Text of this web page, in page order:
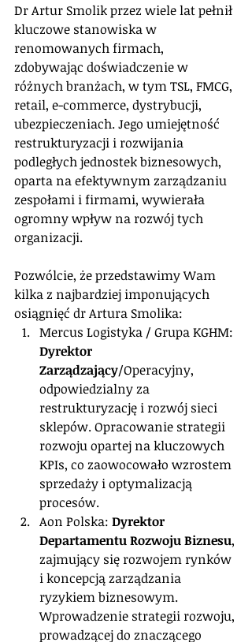
Dr Artur Smolik przez wiele lat pełnił
kluczowe stanowiska w
renomowanych firmach,
zdobywając doświadczenie w
różnych branżach, w tym TSL, FMCG,
retail, e-commerce, dystrybucji,
ubezpieczeniach. Jego umiejętność
restrukturyzacji i rozwijania
podległych jednostek biznesowych,
oparta na efektywnym zarządzaniu
zespołami i firmami, wywierała
ogromny wpływ na rozwój tych
organizacji.
Pozwólcie, że przedstawimy Wam
kilka z najbardziej imponujących
osiągnięć dr Artura Smolika:
Mercus Logistyka / Grupa KGHM:
Dyrektor
Zarządzający/Operacyjny,
odpowiedzialny za
restrukturyzację i rozwój sieci
sklepów. Opracowanie strategii
rozwoju opartej na kluczowych
KPIs, co zaowocowało wzrostem
sprzedaży i optymalizacją
procesów.
Aon Polska: Dyrektor
Departamentu Rozwoju Biznesu,
zajmujący się rozwojem rynków
i koncepcją zarządzania
ryzykiem biznesowym.
Wprowadzenie strategii rozwoju,
prowadzącej do znaczącego